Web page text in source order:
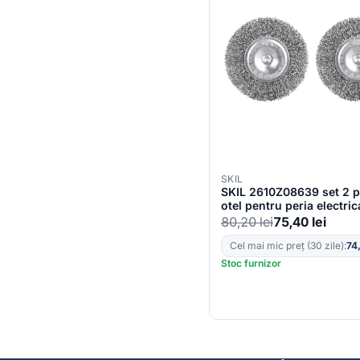
SKIL
SKIL 2610Z08639 set 2
otel pentru peria
pentru buruieni 0700
80,20lei75,40 lei
Cel mai mic preț (30 zile):
Stoc furnizor